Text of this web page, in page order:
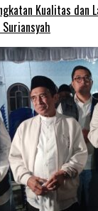
Kualitas dan